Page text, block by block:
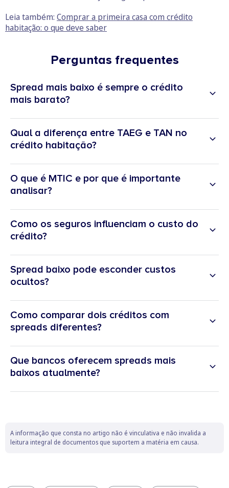
Leia também: Comprar a primeira casa com crédito
habitação: o que deve saber
Perguntas frequentes
Spread mais baixo é sempre o crédito
mais barato?
Qual a diferença entre TAEG e TAN no
crédito habitação?
TAEG (taxa anual efetiva global)
O que é MTIC e por que é importante
analisar?
Como os seguros influenciam o custo do
crédito?
Spread baixo pode esconder custos
ocultos?
Como comparar dois créditos com
spreads diferentes?
Que bancos oferecem spreads mais
baixos atualmente?
A informação que consta no artigo não é vinculativa e não invalida a
leitura integral de documentos que suportem a matéria em causa.